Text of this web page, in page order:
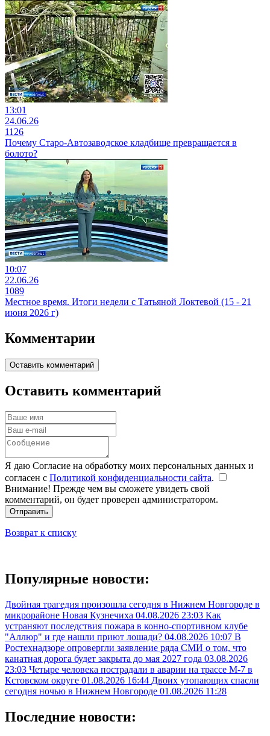
13:01
24.06.26
1126
Почему Старо-Автозаводское кладбище превращается в
болото?
10:07
22.06.26
1089
Местное время. Итоги недели с Татьяной Локтевой (15 - 21
июня 2026 г)
Комментарии
Оставить комментарий
Оставить комментарий
Я даю Согласие на обработку моих персональных данных и
согласен с Политикой конфиденциальности сайта.
Внимание! Прежде чем вы сможете увидеть свой
комментарий, он будет проверен администратором.
Отправить
Возврат к списку
Популярные новости:
Двойная трагедия произошла сегодня в Нижнем Новгороде в
микрорайоне Новая Кузнечиха 04.08.2026 23:03 Как
устраняют последствия пожара в конно-спортивном клубе
"Аллюр" и где нашли приют лошади? 04.08.2026 10:07 В
Ростехнадзоре опровергли заявление ряда СМИ о том, что
канатная дорога будет закрыта до мая 2027 года 03.08.2026
23:03 Четыре человека пострадали в аварии на трассе М-7 в
Кстовском округе 01.08.2026 16:44 Двоих утопающих спасли
сегодня ночью в Нижнем Новгороде 01.08.2026 11:28
Последние новости: